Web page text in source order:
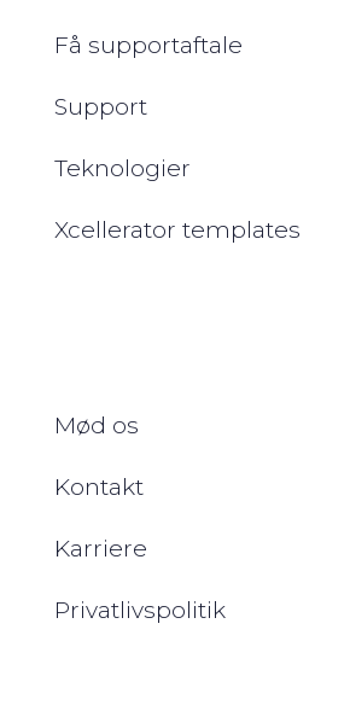
Få supportaftale
Support
Teknologier
Xcellerator templates
Mød os
Kontakt
Karriere
Privatlivspolitik